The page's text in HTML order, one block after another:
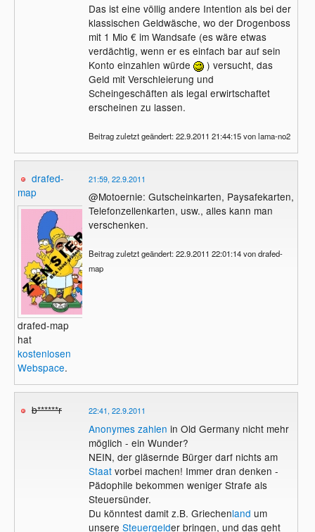
Das ist eine völlig andere Intention als bei der
klassischen Geldwäsche, wo der Drogenboss
mit 1 Mio € im Wandsafe (es wäre etwas
verdächtig, wenn er es einfach bar auf sein
Konto einzahlen würde
) versucht, das
Geld mit Verschleierung und
Scheingeschäften als legal erwirtschaftet
erscheinen zu lassen.
Beitrag zuletzt geändert: 22.9.2011 21:44:15 von lama-no2
drafed-
map
drafed-map
hat
kostenlosen
Webspace.
21:59, 22.9.2011
@Motoernie: Gutscheinkarten, Paysafekarten,
Telefonzellenkarten, usw., alles kann man
verschenken.
Beitrag zuletzt geändert: 22.9.2011 22:01:14 von drafed-
map
b******r 22:41, 22.9.2011
Anonymes zahlen in Old Germany nicht mehr
möglich - ein Wunder?
NEIN, der gläsernde Bürger darf nichts am
Staatvorbei machen! Immer dran denken -
Pädophile bekommen weniger Strafe als
Steuersünder.
Du könntest damit z.B. Griechenland um
unsere Steuergelder bringen, und das geht